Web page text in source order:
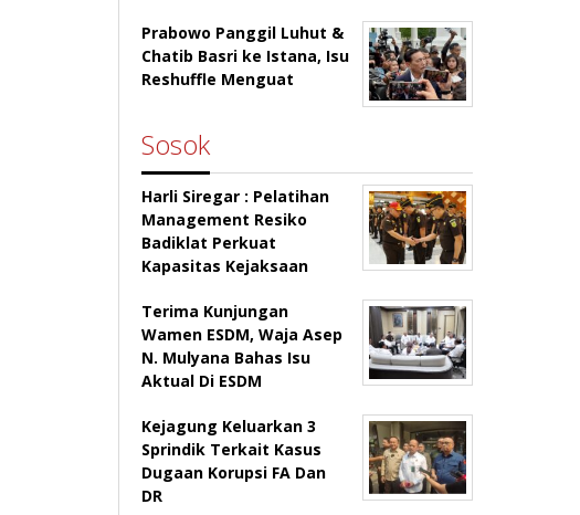
Prabowo Panggil Luhut &
Chatib Basri ke Istana, Isu
Reshuffle Menguat
Sosok
Harli Siregar : Pelatihan
Management Resiko
Badiklat Perkuat
Kapasitas Kejaksaan
Terima Kunjungan
Wamen ESDM, Waja Asep
N. Mulyana Bahas Isu
Aktual Di ESDM
Kejagung Keluarkan 3
Sprindik Terkait Kasus
Dugaan Korupsi FA Dan
DR